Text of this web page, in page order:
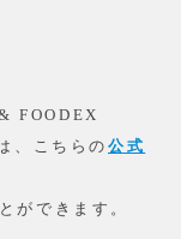
FOODEX
、こちらの 公式
ができます。